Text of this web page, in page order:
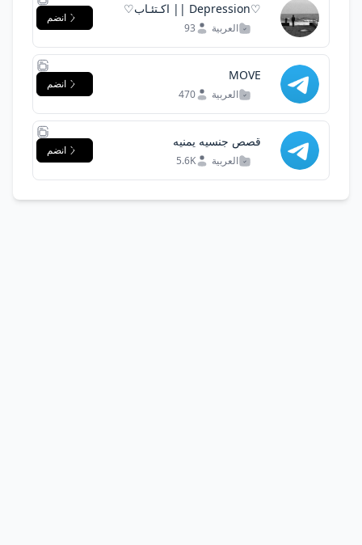
♡Depression || اكـتئـاب♡
العربية 93
انضم
MOVE
العربية 470
انضم
قصص جنسيه يمنيه
العربية 5.6K
انضم